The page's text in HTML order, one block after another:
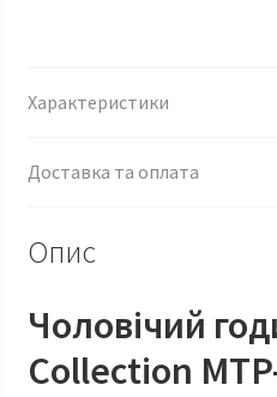
Характеристики
Доставка та оплата
Опис
Чоловічий
Сollection